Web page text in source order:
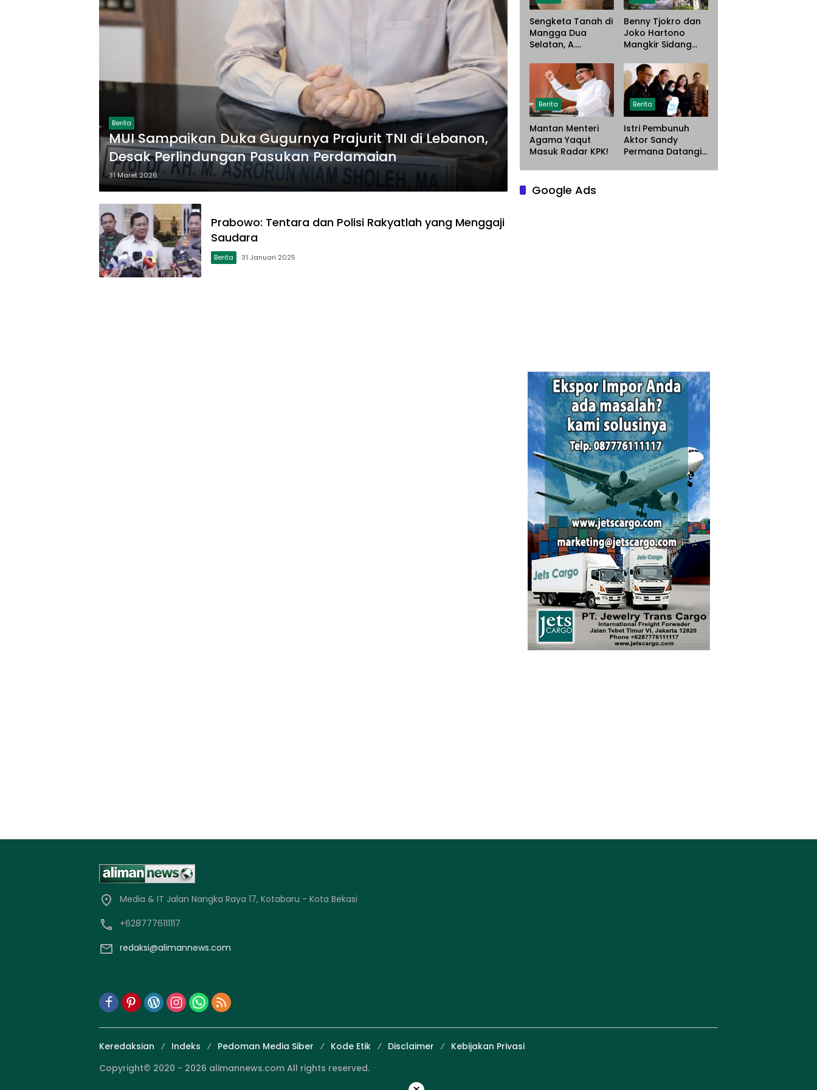
Berita
MUI Sampaikan Duka Gugurnya Prajurit TNI di Lebanon,
Desak Perlindungan Pasukan Perdamaian
31 Maret 2026
Prabowo: Tentara dan Polisi Rakyatlah yang Menggaji
Saudara
Berita 31 Januari 2025
Sengketa Tanah di
Mangga Dua
Selatan, A.
Sarana Steel Atas
Dugaan
Penyerobotan
Lahan
Benny Tjokro dan
Joko Hartono
Mangkir Sidang
Terancam
Dijemput Paksa
Berita
Mantan Menteri
Agama Yaqut
Masuk Radar KPK!
Berita
Istri Pembunuh
Aktor Sandy
Permana Datangi
Mau Meminta
Google Ads
Media & IT Jalan Nangka Raya 17, Kotabaru - Kota Bekasi
+6287776111117
redaksi@alimannews.com
Keredaksian Indeks Pedoman Media Siber Kode Etik Disclaimer
Kebijakan Privasi
Copyright© 2020 - 2026 alimannews.com All rights reserved.